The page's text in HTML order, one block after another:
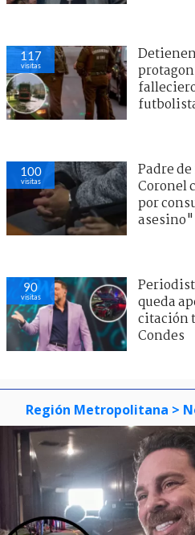
117
visitas
100
visitas
Padre
Coronel
por
asesino"
90
visitas
queda
citación
Condes
Región Metropolitana >